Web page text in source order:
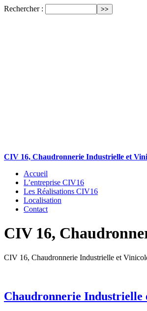
Rechercher :
CIV 16, Chaudronnerie Industrielle et
Accueil
L’entreprise CIV16
Les Réalisations CIV16
Localisation
Contact
CIV 16,
CIV 16, Chaudronnerie Industrielle et
Chaudronnerie Industrielle